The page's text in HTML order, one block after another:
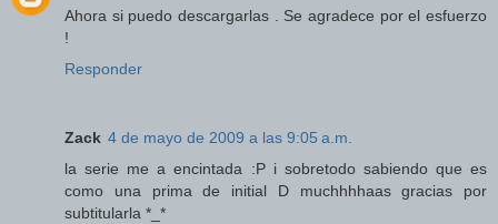
Ahora si puedo descargarlas . Se agradece por el esfuerzo
!
Responder
Zack 4 de mayo de 2009 a las 9:05 a.m.
la serie me a encintada :P i sobretodo sabiendo que es
como una prima de initial D muchhhhaas gracias por
subtitularla *_*